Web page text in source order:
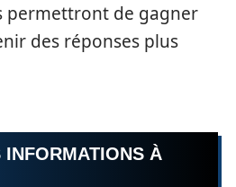
permettront de gagner
des réponses plus
INFORMATIONS À